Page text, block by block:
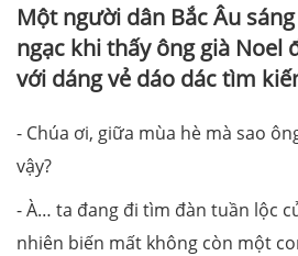
Một người dân Bắc Âu
ngạc khi thấy ông già Noel
với dáng vẻ dáo dác tìm
- Chúa ơi, giữa mùa hè mà sao
vậy?
- À… ta đang đi tìm đàn tuần lộc
nhiên biến mất không còn một